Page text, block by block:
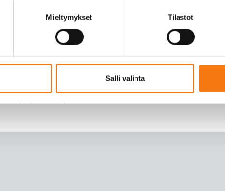
Mieltymykset Tilastot
Salli valinta
osa on poistettu tai se ei ole saatavilla: comments